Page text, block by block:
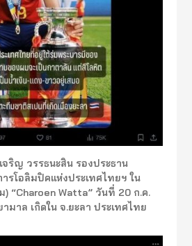
จริญ วรรธนะสิน รองประธาน
รโอลิมปิคแห่งประเทศไทยฯ ใน
“Charoen Watta” วันที่ 20 ก.ค.
มาล เกิดใน จ.ยะลา ประเทศไทย